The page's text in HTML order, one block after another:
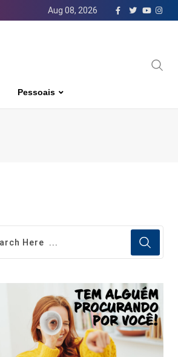
Aug 08, 2026
Pessoais